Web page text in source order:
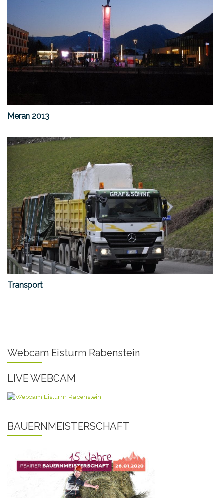
Meran 2013
Transport
Webcam Eisturm Rabenstein
LIVE WEBCAM
BAUERNMEISTERSCHAFT